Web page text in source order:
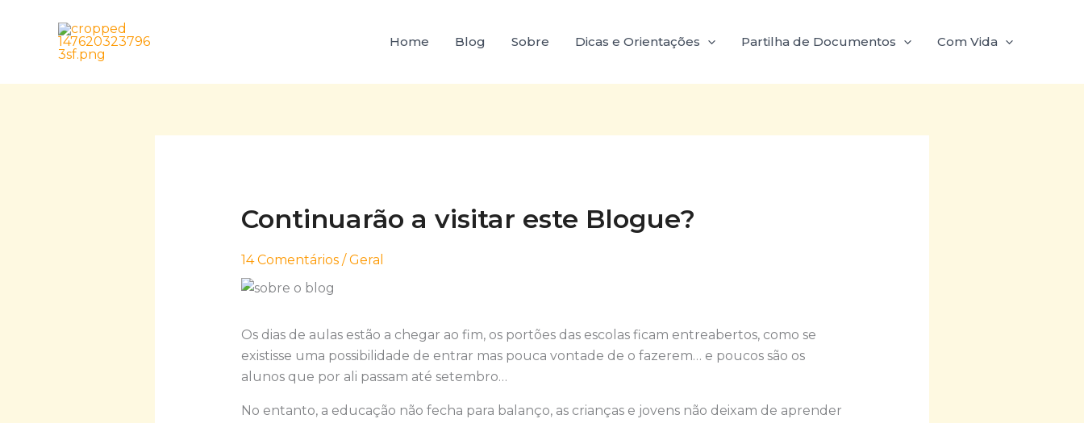
Home Blog Sobre Dicas e Orientações Partilha de Documentos Com Vida
Continuarão a visitar este Blogue?
14 Comentários /Geral
Os dias de aulas estão a chegar ao fim, os portões das escolas ficam entreabertos, como se
existisse uma possibilidade de entrar mas pouca vontade de o fazerem… e poucos são os
alunos que por ali passam até setembro…
No entanto, a educação não fecha para balanço, as crianças e jovens não deixam de aprender